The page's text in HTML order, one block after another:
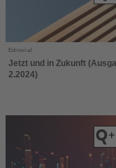
Editorial
Jetzt und in Zukunft
2.2024)